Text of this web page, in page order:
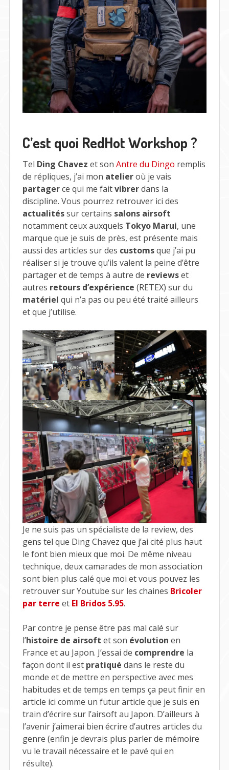
C’est quoi RedHot Workshop ?
Tel Ding Chavez et son Antre du Dingo remplis
de répliques, j’ai mon atelieroù je vais
partagerce qui me faitvibrerdans la
discipline. Vous pourrez retrouver ici des
actualitéssur certains salons airsoft
notamment ceux auxquels Tokyo Marui, une
marque que je suis de près, est présente mais
aussi des articles sur des customsque j’ai pu
réaliser si je trouve qu’ils valent la peine d’être
partager et de temps à autre de reviewset
autres retours d’expérience (RETEX) sur du
matériel qui n’a pas ou peu été traité ailleurs
et que j’utilise.
Je ne suis pas un spécialiste de la review, des
gens tel que Ding Chavez que j’ai cité plus haut
le font bien mieux que moi. De même niveau
technique, deux camarades de mon association
sont bien plus calé que moi et vous pouvez les
retrouver sur Youtube sur les chaines Bricoler
par terre et El Bridos 5.95.
Par contre je pense être pas mal calé sur
l’histoire de airsoft et son évolution en
France et au Japon. J’essai de comprendre la
façon dont il est pratiqué dans le reste du
monde et de mettre en perspective avec mes
habitudes et de temps en temps ça peut finir en
article ici comme un futur article que je suis en
train d’écrire sur l’airsoft au Japon. D’ailleurs à
l’avenir j’aimerai bien écrire d’autres articles du
genre (enfin je devrais plus parler de mémoire
vu le travail nécessaire et le pavé qui en
résulte).